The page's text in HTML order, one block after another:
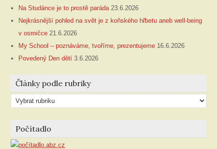
Na Studánce je to prostě paráda 23.6.2026
Nejkrásnější pohled na svět je z koňského hřbetu aneb well-being
v osmičce 21.6.2026
My School – poznáváme, tvoříme, prezentujeme 16.6.2026
Povedený Den dětí 3.6.2026
Články podle rubriky
Články
podle
rubriky
Počítadlo